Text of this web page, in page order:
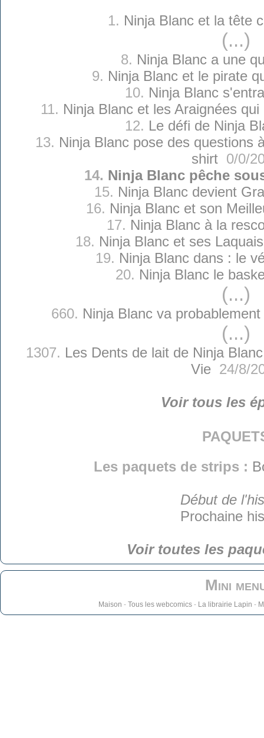
1. Ninja Blanc et la tête
(...)
8. Ninja Blanc a une
9. Ninja Blanc et le pirate
10. Ninja Blanc
11. Ninja Blanc et les Araignées
12. Le défi de Ninja
13. Ninja Blanc pose des questions
shirt0/0/
14. Ninja Blanc pêche
15. Ninja Blanc devient
16. Ninja Blanc et son
17. Ninja Blanc à la
18. Ninja Blanc et ses
19. Ninja Blanc dans : le
20. Ninja Blanc le
(...)
660. Ninja Blanc va
(...)
1307. Les Dents de lait de Ninja
Vie24/8/
Voir tous les
Les paquets de strips :
Début de
Prochaine
Voir toutes les
Mini
Maison - Tous les webcomics- La librairie Lapin -